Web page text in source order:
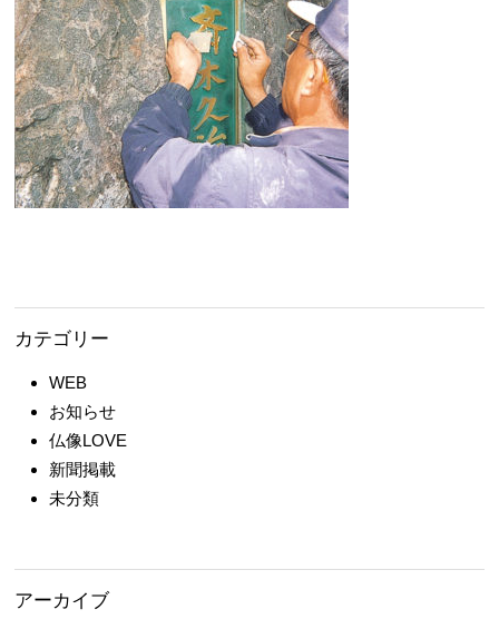
カテゴリー
WEB
お知らせ
仏像LOVE
新聞掲載
未分類
アーカイブ